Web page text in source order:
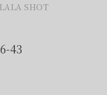
SHOT
43